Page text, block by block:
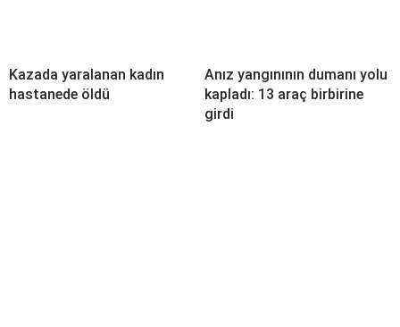
Kazada yaralanan kadın
hastanede öldü
Anız yangınının dumanı yolu
kapladı: 13 araç birbirine
girdi